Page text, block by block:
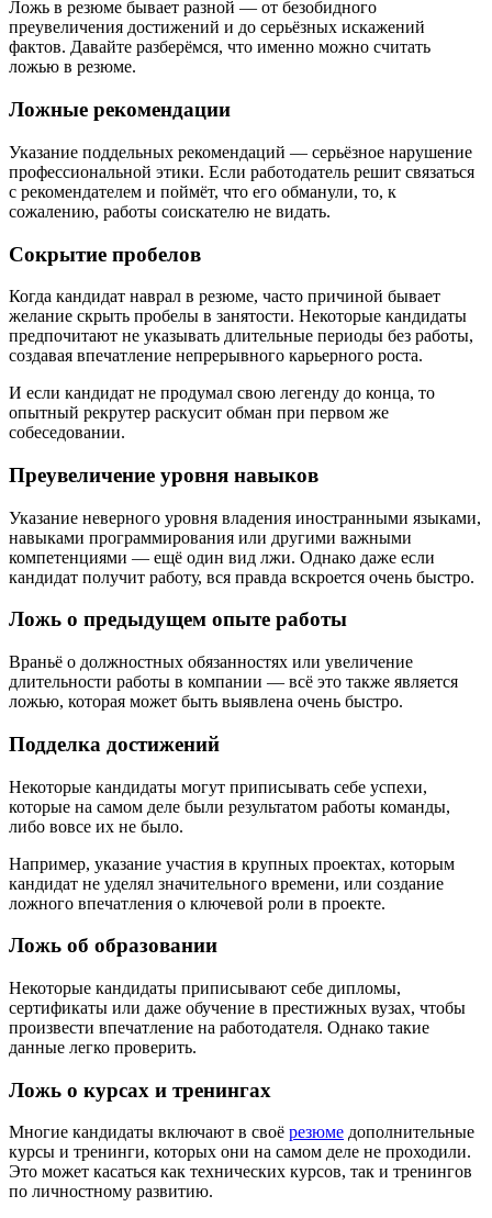
Ложь в резюме бывает разной — от безобидного
преувеличения достижений и до серьёзных искажений
фактов. Давайте разберёмся, что именно можно считать
ложью в резюме.
Ложные рекомендации
Указание поддельных рекомендаций — серьёзное нарушение
профессиональной этики. Если работодатель решит связаться
с рекомендателем и поймёт, что его обманули, то, к
сожалению, работы соискателю не видать.
Сокрытие пробелов
Когда кандидат наврал в резюме, часто причиной бывает
желание скрыть пробелы в занятости. Некоторые кандидаты
предпочитают не указывать длительные периоды без работы,
создавая впечатление непрерывного карьерного роста.
И если кандидат не продумал свою легенду до конца, то
опытный рекрутер раскусит обман при первом же
собеседовании.
Преувеличение уровня навыков
Указание неверного уровня владения иностранными языками,
навыками программирования или другими важными
компетенциями — ещё один вид лжи. Однако даже если
кандидат получит работу, вся правда вскроется очень быстро.
Ложь о предыдущем опыте работы
Враньё о должностных обязанностях или увеличение
длительности работы в компании — всё это также является
ложью, которая может быть выявлена очень быстро.
Подделка достижений
Некоторые кандидаты могут приписывать себе успехи,
которые на самом деле были результатом работы команды,
либо вовсе их не было.
Например, указание участия в крупных проектах, которым
кандидат не уделял значительного времени, или создание
ложного впечатления о ключевой роли в проекте.
Ложь об образовании
Некоторые кандидаты приписывают себе дипломы,
сертификаты или даже обучение в престижных вузах, чтобы
произвести впечатление на работодателя. Однако такие
данные легко проверить.
Ложь о курсах и тренингах
Многие кандидаты включают в своё резюме дополнительные
курсы и тренинги, которых они на самом деле не проходили.
Это может касаться как технических курсов, так и тренингов
по личностному развитию.